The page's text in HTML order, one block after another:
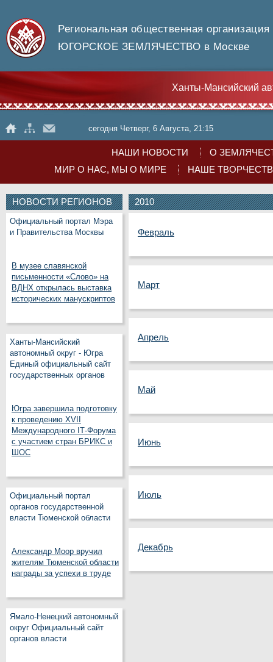
Региональная общественная организация
ЮГОРСКОЕ ЗЕМЛЯЧЕСТВО в Москве
Ханты-Мансийский
сегодня Четверг, 6 Августа, 21:15
НАШИ НОВОСТИ
О
МИР О НАС, МЫ О МИРЕ
НАШЕ
НОВОСТИ РЕГИОНОВ
Официальный портал Мэра
и Правительства Москвы
В музее славянской
письменности «Слово» на
ВДНХ открылась выставка
исторических манускриптов
Ханты-Мансийский
автономный округ - Югра
Единый официальный сайт
государственных органов
Югра завершила подготовку
к проведению XVII
Международного IT‑Форума
с участием стран БРИКС и
ШОС
Официальный портал
органов государственной
власти Тюменской области
Александр Моор вручил
жителям Тюменской области
награды за успехи в труде
Ямало-Ненецкий автономный
округ Официальный сайт
органов власти
2010
Февраль
Март
Апрель
Май
Июнь
Июль
Декабрь